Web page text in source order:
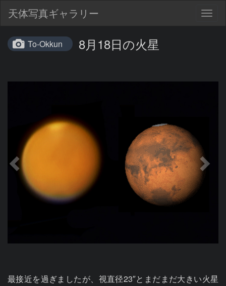
天体写真ギャラリー
To-Okkun 8月18日の火星
最接近を過ぎましたが、視直径23″とまだまだ大きい火星